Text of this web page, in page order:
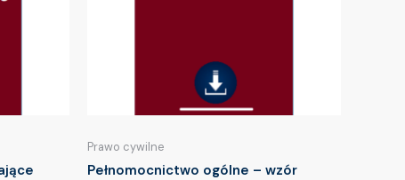
Prawo cywilne
Pełnomocnictwo ogólne – wzór